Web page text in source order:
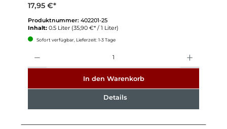
17,95 €*
Produktnummer: 402201-25
Inhalt: 0.5 Liter (35,90 €* / 1 Liter)
Sofort verfügbar, Lieferzeit: 1-3 Tage
In den Warenkorb
Details